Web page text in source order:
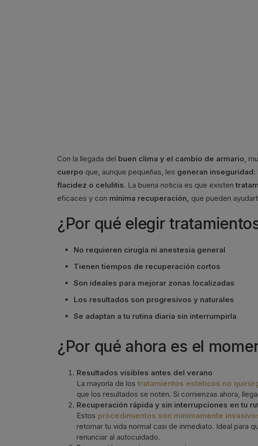
Con la llegada del buen clima y el cambio de armario,
cuerpo que, aunque pequeñas, les generan inseguridad:
flacidez o celulitis. La buena noticia es que existen
eficaces y con mínima recuperación, que pueden
¿Por qué elegir
No requieren cirugía ni anestesia general
Tienen tiempos de recuperación cortos
Son ideales para mejorar zonas localizadas
Los resultados son progresivos y naturales
Se adaptan a tu rutina diaria sin interrumpirla
¿Por qué ahora es el
Resultados visibles antes del verano
La mayoría de los tratamientos estéticos no
que los resultados se noten. Si comienzas ahora,
Recuperación rápida y sin interrupciones en tu
Estos procedimientos son mínimamente
retomar tu vida normal casi de inmediato. Ideal para
renunciar al autocuidado.